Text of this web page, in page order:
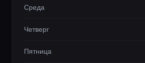
Среда
Четверг
Пятница